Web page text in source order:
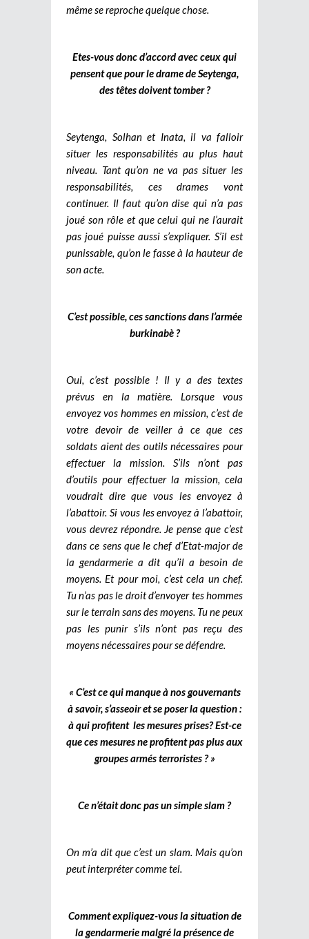
même se reproche quelque chose.
Etes-vous donc d’accord avec ceux qui
pensent que pour le drame de Seytenga,
des têtes doivent tomber ?
Seytenga, Solhan et Inata, il va falloir
situer les responsabilités au plus haut
niveau. Tant qu’on ne va pas situer les
responsabilités, ces drames vont
continuer. Il faut qu’on dise qui n’a pas
joué son rôle et que celui qui ne l’aurait
pas joué puisse aussi s’expliquer. S’il est
punissable, qu’on le fasse à la hauteur de
son acte.
C’est possible, ces sanctions dans l’armée
burkinabè ?
Oui, c’est possible ! Il y a des textes
prévus en la matière. Lorsque vous
envoyez vos hommes en mission, c’est de
votre devoir de veiller à ce que ces
soldats aient des outils nécessaires pour
effectuer la mission. S’ils n’ont pas
d’outils pour effectuer la mission, cela
voudrait dire que vous les envoyez à
l’abattoir. Si vous les envoyez à l’abattoir,
vous devrez répondre. Je pense que c’est
dans ce sens que le chef d’Etat-major de
la gendarmerie a dit qu’il a besoin de
moyens. Et pour moi, c’est cela un chef.
Tu n’as pas le droit d’envoyer tes hommes
sur le terrain sans des moyens. Tu ne peux
pas les punir s’ils n’ont pas reçu des
moyens nécessaires pour se défendre.
« C’est ce qui manque à nos gouvernants
à savoir, s’asseoir et se poser la question :
à qui profitent les mesures prises? Est-ce
que ces mesures ne profitent pas plus aux
groupes armés terroristes ? »
Ce n’était donc pas un simple slam ?
On m’a dit que c’est un slam. Mais qu’on
peut interpréter comme tel.
Comment expliquez-vous la situation de
la gendarmerie malgré la présence de